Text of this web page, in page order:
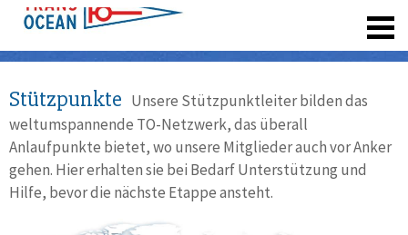
Stützpunkte Unsere Stützpunktleiter bilden das
weltumspannende TO-Netzwerk, das überall
Anlaufpunkte bietet, wo unsere Mitglieder auch vor Anker
gehen. Hier erhalten sie bei Bedarf Unterstützung und
Hilfe, bevor die nächste Etappe ansteht.